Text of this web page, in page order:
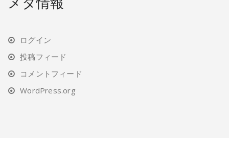
ログイン
投稿フィード
コメントフィード
WordPress.org